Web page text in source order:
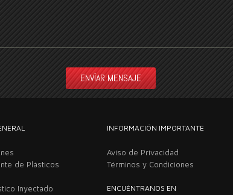
de Plásticos
Inyectado
INFORMACIÓN IMPORTANTE
Aviso de Privacidad
Términos y Condiciones
ENCUÉNTRANOS EN